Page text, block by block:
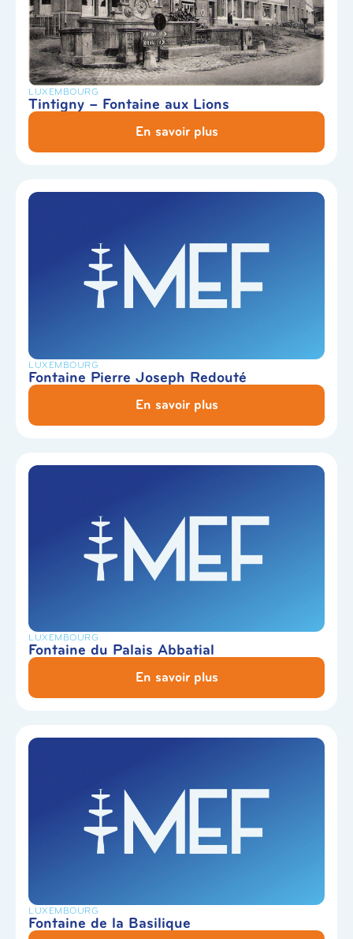
LUXEMBOURG
Tintigny – Fontaine aux Lions
En savoir plus
LUXEMBOURG
Fontaine Pierre Joseph Redouté
En savoir plus
LUXEMBOURG
Fontaine du Palais Abbatial
En savoir plus
LUXEMBOURG
Fontaine de la Basilique